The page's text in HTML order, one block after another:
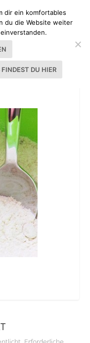
dir ein komfortables
du die Website weiter
DU HIER